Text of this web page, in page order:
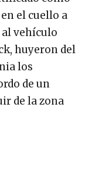
el cuello a
al vehículo
huyeron del
los
de un
de la zona